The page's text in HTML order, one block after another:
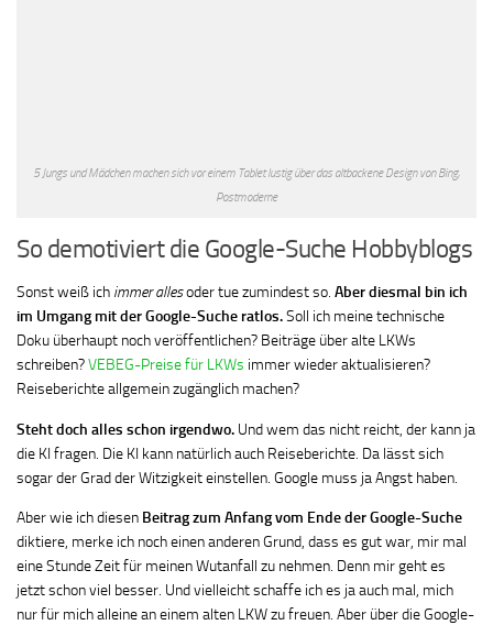
5 Jungs und Mädchen machen sich vor einem Tablet lustig über das altbackene Design von Bing,
Postmoderne
So demotiviert die Google-Suche Hobbyblogs
Sonst weiß ich immer allesoder tue zumindest so. Aber diesmal bin ich
im Umgang mit der Google-Suche ratlos.Soll ich meine technische
Doku überhaupt noch veröffentlichen? Beiträge über alte LKWs
schreiben?VEBEG-Preise für LKWs immer wieder aktualisieren?
Reiseberichte allgemein zugänglich machen?
Steht doch alles schon irgendwo. Und wem das nicht reicht, der kann ja
die KI fragen. Die KI kann natürlich auch Reiseberichte. Da lässt sich
sogar der Grad der Witzigkeit einstellen. Google muss ja Angst haben.
Aber wie ich diesen Beitrag zum Anfang vom Ende der Google-Suche
diktiere, merke ich noch einen anderen Grund, dass es gut war, mir mal
eine Stunde Zeit für meinen Wutanfall zu nehmen. Denn mir geht es
jetzt schon viel besser. Und vielleicht schaffe ich es ja auch mal, mich
nur für mich alleine an einem alten LKW zu freuen. Aber über die Google-